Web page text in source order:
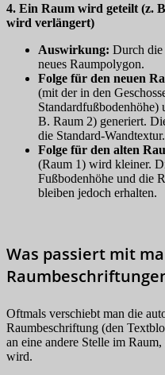
4. Ein Raum wird geteilt (z.
wird verlängert)
Auswirkung: Durch die
neues Raumpolygon.
Folge für den neuen
(mit der in den
Standardfußbodenhöhe)
B. Raum 2) generiert.
die Standard-Wandtextur.
Folge für den alten
(Raum 1) wird kleiner.
Fußbodenhöhe und die
bleiben jedoch erhalten.
Was passiert mit
Oftmals verschiebt man die
Raumbeschriftung (den
an eine andere Stelle im
wird.